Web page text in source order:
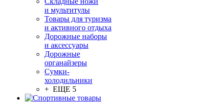
и мультитулы
Товары для туризма
и активного отдыха
Дорожные наборы
и аксессуары
Дорожные
органайзеры
Сумки-
холодильники
+ ЕЩЕ 5